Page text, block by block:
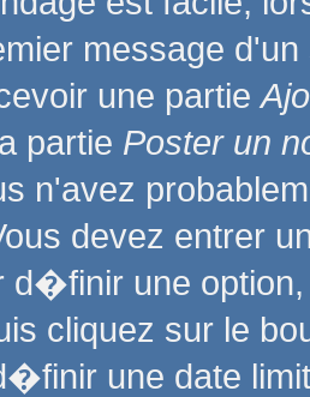
message
une partie
partie Poster un
n'avez
devez entrer
d�finir une
cliquez sur le
une date